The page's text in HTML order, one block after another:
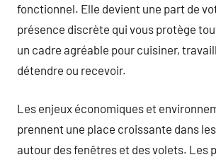
fonctionnel. Elle devient une part de
présence discrète qui vous protège
un cadre agréable pour cuisiner,
détendre ou recevoir.
Les enjeux économiques et
prennent une place croissante dans
autour des fenêtres et des volets. Les